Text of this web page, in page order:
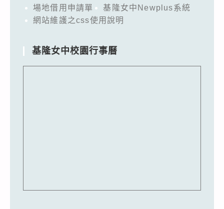
場地借用申請單
基隆女中Newplus系統
網站維護之css使用說明
基隆女中校園行事曆